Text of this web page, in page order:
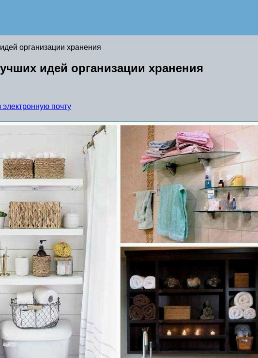
организации хранения
идей организации хранения
электронную почту